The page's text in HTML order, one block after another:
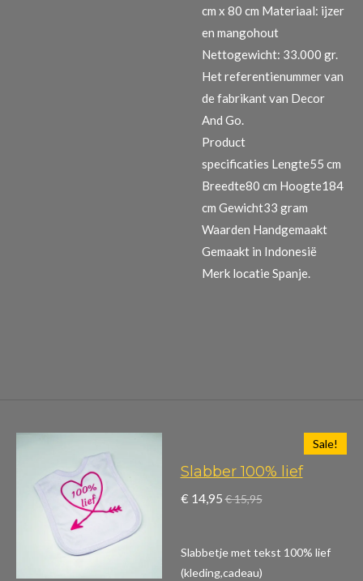
cm x 80 cm Materiaal: ijzer
en mangohout
Nettogewicht: 33.000 gr.
Het referentienummer van
de fabrikant van Decor
And Go.
Product
specificaties Lengte55 cm
Breedte80 cm Hoogte184
cm Gewicht33 gram
Waarden Handgemaakt
Gemaakt in Indonesië
Merk locatie Spanje.
Sale!
Slabber 100% lief
€ 14,95 € 15,95
Slabbetje met tekst 100% lief
(kleding,cadeau)